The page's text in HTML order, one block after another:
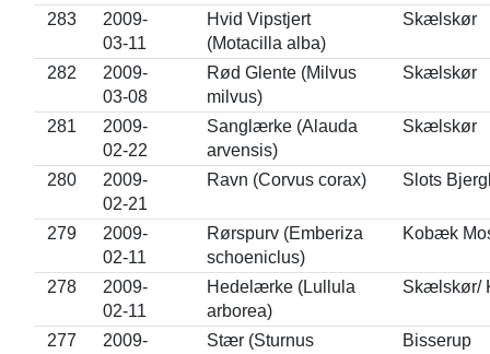
283
2009-
03-11
Hvid Vipstjert
(Motacilla alba)
Skælskør
282
2009-
03-08
Rød Glente (Milvus
milvus)
Skælskør
281
2009-
02-22
Sanglærke (Alauda
arvensis)
Skælskør
280
2009-
02-21
Ravn (Corvus corax) Slots
279
2009-
02-11
Rørspurv (Emberiza
schoeniclus)
Kobæk
278
2009-
02-11
Hedelærke (Lullula
arborea)
Skælskør/
277
2009-
Stær (Sturnus
Bisserup